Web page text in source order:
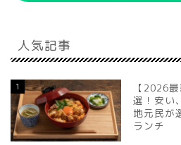
人気記事
1
【2026
選！安い
地元民が
ランチ